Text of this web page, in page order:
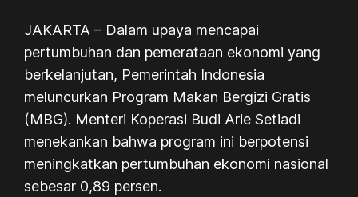
JAKARTA – Dalam upaya mencapai
pertumbuhan dan pemerataan ekonomi yang
berkelanjutan, Pemerintah Indonesia
meluncurkan Program Makan Bergizi Gratis
(MBG). Menteri Koperasi Budi Arie Setiadi
menekankan bahwa program ini berpotensi
meningkatkan pertumbuhan ekonomi nasional
sebesar 0,89 persen.